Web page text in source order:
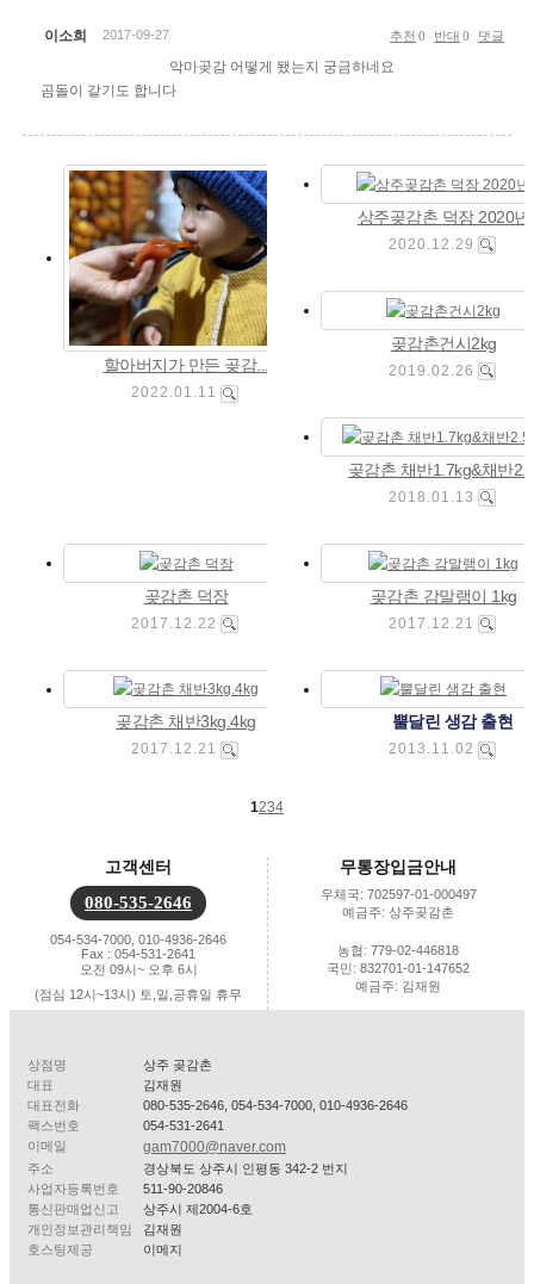
이소희 2017-09-27 추천 0 반대 0 댓글
악마곶감 어떻게 됐는지 궁금하네요
곰돌이 같기도 합니다
할아버지가 만든 곶감...
2022.01.11
상주곶감촌 덕장 2020년
2020.12.29
곶감촌건시2kg
2019.02.26
곶감촌 채반1.7kg&채반
2018.01.13
곶감촌 덕장
2017.12.22
곶감촌 감말랭이 1kg
2017.12.21
곶감촌 채반3kg.4kg
2017.12.21
뿔달린 생감 출현
2013.11.02
1234
고객센터
080-535-2646
054-534-7000, 010-4936-2646
Fax : 054-531-2641
오전 09시~ 오후 6시
(점심 12시~13시) 토,일,공휴일 휴무
무통장입금안내
우체국: 702597-01-000497
예금주: 상주곶감촌
농협: 779-02-446818
국민: 832701-01-147652
예금주: 김재원
상점명
상주 곶감촌
대표
김재원
대표전화
080-535-2646, 054-534-7000, 010-4936-2646
팩스번호
054-531-2641
이메일
gam7000@naver.com
주소
경상북도 상주시 인평동 342-2 번지
사업자등록번호
511-90-20846
통신판매업신고
상주시 제2004-6호
개인정보관리책임
김재원
호스팅제공
이메지